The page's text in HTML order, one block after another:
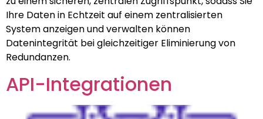
Ihre Daten in Echtzeit auf einem zentralisierten
System anzeigen und verwalten können
Datenintegrität bei gleichzeitiger Eliminierung von
Redundanzen.
API-Integrationen